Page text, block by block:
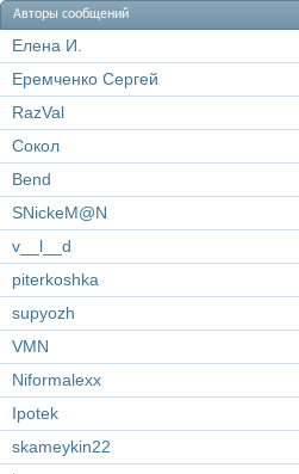
Авторы сообщений
Елена И.
Еремченко Сергей
RazVal
Сокол
Bend
SNickeM@N
v__l__d
piterkoshka
supyozh
VMN
Niformalexx
Ipotek
skameykin22